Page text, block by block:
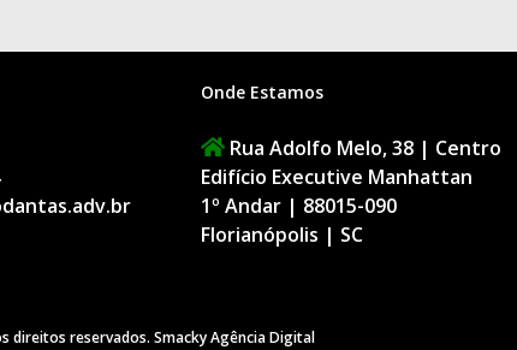
Onde Estamos
Rua Adolfo Melo, 38 | Centro
Edifício Executive Manhattan
1º Andar | 88015-090
Florianópolis | SC
direitos reservados. Smacky Agência Digital